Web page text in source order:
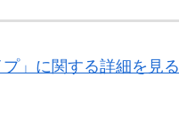
」に関する詳細を見る